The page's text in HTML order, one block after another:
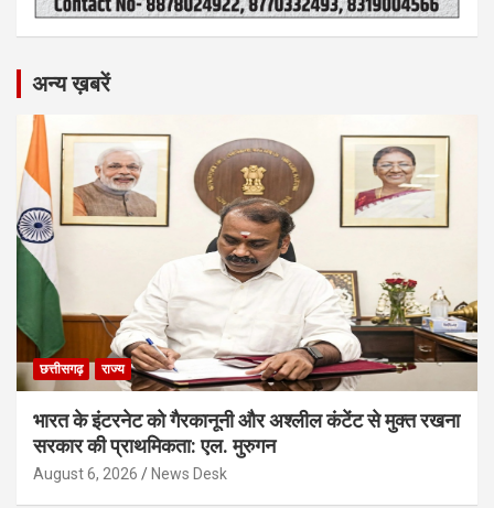
अन्य ख़बरें
छत्तीसगढ़ राज्य
भारत के इंटरनेट को गैरकानूनी और अश्लील कंटेंट से मुक्त रखना
सरकार की प्राथमिकता: एल. मुरुगन
August 6, 2026 News Desk